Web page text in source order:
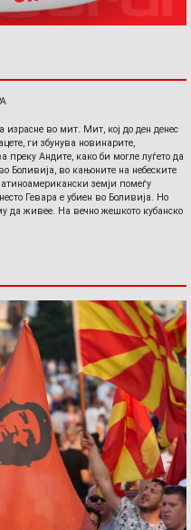
израсне во мит. Мит, кој до ден денес
ги збунува новинарите,
преку Андите, како би могле луѓето да
Боливија, во кањоните на небеските
земји помеѓу
Гевара е убиен во Боливија. Но
да живее. На вечно жешкото кубанско